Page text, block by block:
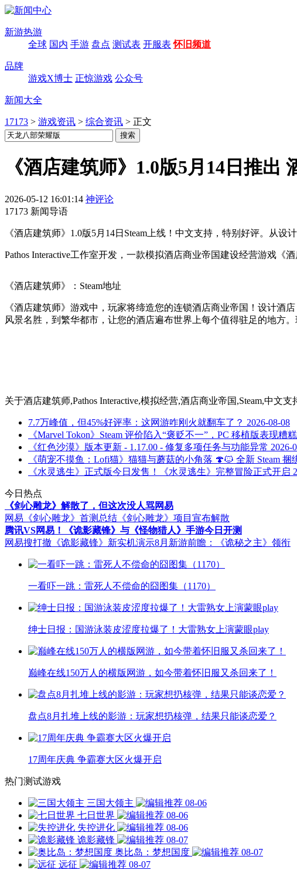
新游热游
全球 国内 手游 盘点 测试表 开服表 怀旧频道
品牌
游戏X博士 正惊游戏 公众号
新闻大全
17173 > 游戏资讯 > 综合资讯 > 正文
《酒店建筑师》1.0版5月14日推出
2026-05-12 16:01:14 神评论
17173 新闻导语
《酒店建筑师》1.0版5月14日Steam上线！中文支持，特别好评。从
Pathos Interactive工作室开发，一款模拟酒店商业帝国建设经营游戏《
《酒店建筑师》：Steam地址
《酒店建筑师》游戏中，玩家将缔造您的连锁酒店商业帝国！设计酒
风景名胜，到繁华都市，让您的酒店遍布世界上每个值得驻足的地方
关于酒店建筑师,Pathos Interactive,模拟经营,酒店商业帝国,Steam,中文
7.7万峰值，但45%好评率：这网游咋刚火就翻车了？ 2026-08-08
《Marvel Tokon》Steam 评价陷入“褒贬不一”，PC 移植版表现糟
《红色沙漠》版本更新 - 1.17.00 - 修复多项任务与功能异常 2026-
《萌宠不摸鱼：Lofi猫》猫猫与蘑菇的小角落 🍄🐱 全新 Steam 捆
《水灵逃生》正式版今日发售！《水灵逃生》完整冒险正式开启
今日热点
《剑心雕龙》解散了，但这次没人骂网易
网易《剑心雕龙》首测总结 《剑心雕龙》项目宣布解散
腾讯VS网易！《诡影藏锋》与《怪物猎人》手游今日开测
网易搜打撤《诡影藏锋》新实机演示8月新游前瞻：《诡秘之主》领衔
一看吓一跳：雷死人不偿命的囧图集（1170）
绅士日报：国游泳装皮涩度拉爆了！大雷熟女上演蒙眼play
巅峰在线150万人的横版网游，如今带着怀旧服又杀回来了！
盘点8月扎堆上线的影游：玩家想扔核弹，结果只能谈恋爱？
17周年庆典 争霸赛大区火爆开启
热门测试游戏
三国大领主
08-06
七日世界
08-06
失控进化
08-06
诡影藏锋
08-07
奥比岛：梦想国度
08-07
远征
08-07